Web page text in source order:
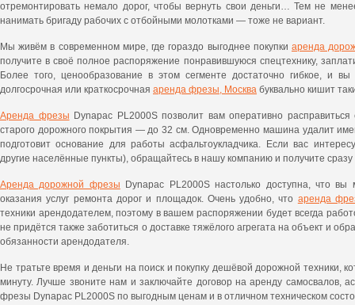
отремонтировать немало дорог, чтобы вернуть свои деньги… Тем не
нанимать бригаду рабочих с отбойными молотками — тоже не вариант.
Мы живём в современном мире, где гораздо выгоднее покупки аренда
получите в своё полное распоряжение понравившуюся спецтехнику,
Более того, ценообразование в этом сегменте достаточно гибкое, и
долгосрочная или краткосрочная аренда фрезы, Москва буквально кишит
Аренда фрезы Dynapac PL2000S позволит вам оперативно
старого дорожного покрытия — до 32 см. Одновременно машина удалит
подготовит основание для работы асфальтоукладчика. Если вас
другие населённые пункты), обращайтесь в нашу компанию и получите
Аренда дорожной фрезы Dynapac PL2000S настолько доступна, что вы
оказания услуг ремонта дорог и площадок. Очень удобно, что аренда
техники арендодателем, поэтому в вашем распоряжении будет всегда
не придётся также заботиться о доставке тяжёлого агрегата на объект и
обязанности арендодателя.
Не тратьте время и деньги на поиск и покупку дешёвой дорожной техники,
минуту. Лучше звоните нам и заключайте договор на аренду самосвалов,
фрезы Dynapac PL2000S по выгодным ценам и в отличном техническом